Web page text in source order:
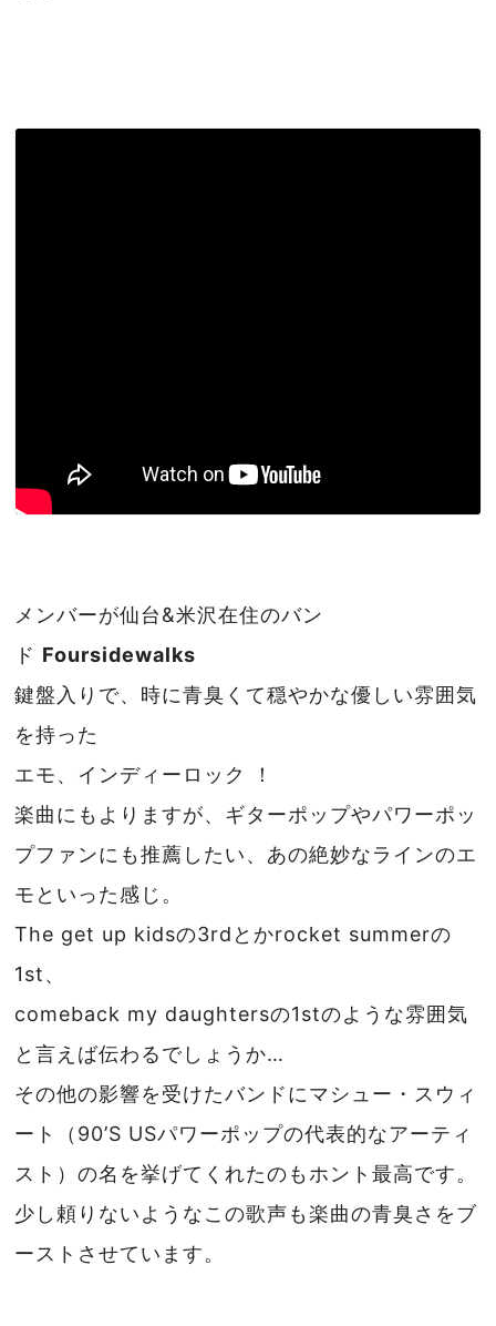
メンバーが仙台&米沢在住のバン
ド Foursidewalks
鍵盤入りで、時に青臭くて穏やかな優しい雰囲気
を持った
エモ、インディーロック ！
楽曲にもよりますが、ギターポップやパワーポッ
プファンにも推薦したい、あの絶妙なラインのエ
モといった感じ。
The get up kidsの3rdとかrocket summerの
1st、
comeback my daughtersの1stのような雰囲気
と言えば伝わるでしょうか…
その他の影響を受けたバンドにマシュー・スウィ
ート（90’S USパワーポップの代表的なアーティ
スト）の名を挙げてくれたのもホント最高です。
少し頼りないようなこの歌声も楽曲の青臭さをブ
ーストさせています。